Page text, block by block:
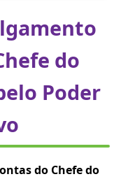
do
Poder
do Chefe do